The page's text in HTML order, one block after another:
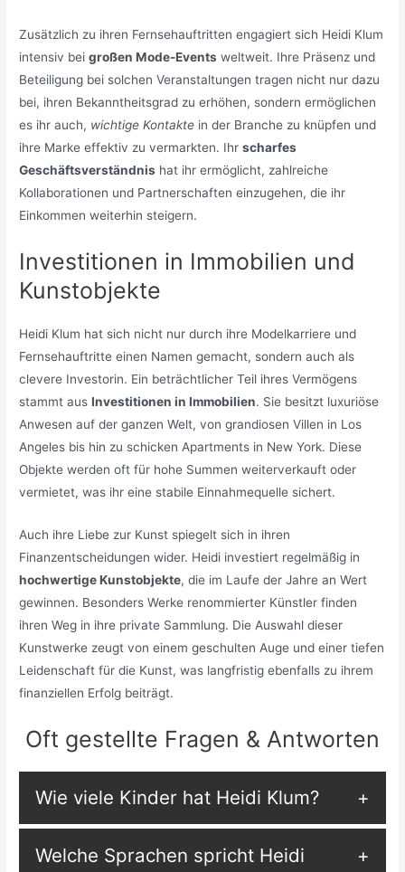
Zusätzlich zu ihren Fernsehauftritten engagiert sich Heidi Klum
intensiv beigroßen Mode-Events weltweit. Ihre Präsenz und
Beteiligung bei solchen Veranstaltungen tragen nicht nur dazu
bei, ihren Bekanntheitsgrad zu erhöhen, sondern ermöglichen
es ihr auch, wichtige Kontakte in der Branche zu knüpfen und
ihre Marke effektiv zu vermarkten. Ihrscharfes
Geschäftsverständnis hat ihr ermöglicht, zahlreiche
Kollaborationen und Partnerschaften einzugehen, die ihr
Einkommen weiterhin steigern.
Investitionen in Immobilien und
Kunstobjekte
Heidi Klum hat sich nicht nur durch ihre Modelkarriere und
Fernsehauftritte einen Namen gemacht, sondern auch als
clevere Investorin. Ein beträchtlicher Teil ihres Vermögens
stammt ausInvestitionen in Immobilien. Sie besitzt luxuriöse
Anwesen auf der ganzen Welt, von grandiosen Villen in Los
Angeles bis hin zu schicken Apartments in New York. Diese
Objekte werden oft für hohe Summen weiterverkauft oder
vermietet, was ihr eine stabile Einnahmequelle sichert.
Auch ihre Liebe zur Kunst spiegelt sich in ihren
Finanzentscheidungen wider. Heidi investiert regelmäßig in
hochwertige Kunstobjekte, die im Laufe der Jahre an Wert
gewinnen. Besonders Werke renommierter Künstler finden
ihren Weg in ihre private Sammlung. Die Auswahl dieser
Kunstwerke zeugt von einem geschulten Auge und einer tiefen
Leidenschaft für die Kunst, was langfristig ebenfalls zu ihrem
finanziellen Erfolg beiträgt.
Oft gestellte Fragen & Antworten
Wie viele Kinder hat Heidi Klum?
Welche Sprachen spricht Heidi